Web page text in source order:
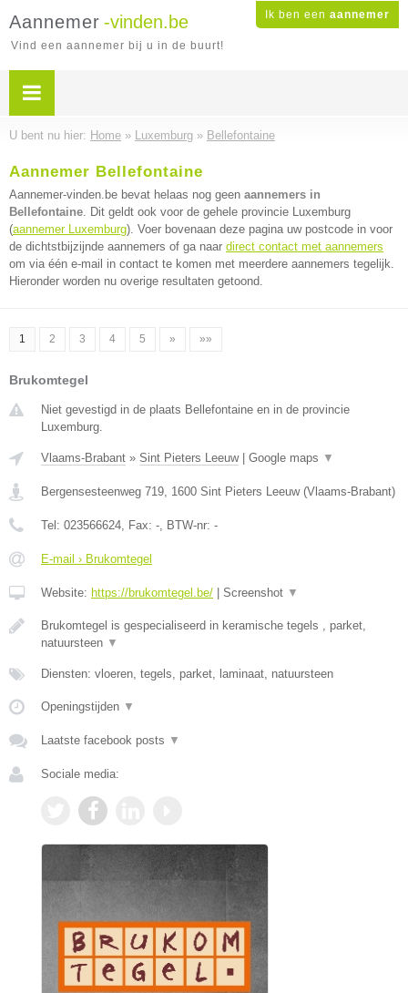
Ik ben een aannemer
Aannemer -vinden.be
Vind een aannemer bij u in de buurt!
U bent nu hier: Home » Luxemburg » Bellefontaine
Aannemer Bellefontaine
Aannemer-vinden.be bevat helaas nog geen aannemers in
Bellefontaine. Dit geldt ook voor de gehele provincie Luxemburg
(aannemer Luxemburg). Voer bovenaan deze pagina uw postcode in voor
de dichtstbijzijnde aannemers of ga naar direct contact met aannemers
om via één e-mail in contact te komen met meerdere aannemers tegelijk.
Hieronder worden nu overige resultaten getoond.
1 2 3 4 5 » »»
Brukomtegel
Niet gevestigd in de plaats Bellefontaine en in de provincie
Luxemburg.
Vlaams-Brabant » Sint Pieters Leeuw| Google maps ▼
Bergensesteenweg 719, 1600 Sint Pieters Leeuw(Vlaams-Brabant)
Tel: 023566624, Fax: -, BTW-nr: -
E-mail › Brukomtegel
Website: https://brukomtegel.be/ Screenshot ▼
Brukomtegel is gespecialiseerd in keramische tegels , parket,
natuursteen ▼
Diensten: vloeren, tegels, parket, laminaat, natuursteen
Openingstijden ▼
Laatste facebook posts ▼
Sociale media: